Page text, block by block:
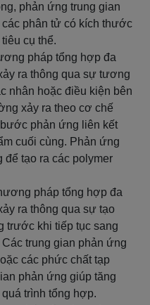
phản ứng trung gian
phân tử có kích thước
cụ thể.
pháp tổng hợp đa
ra thông qua sự tương
nhân hoặc điều kiện bên
xảy ra theo cơ chế
phản ứng liên kết
cuối cùng. Phản ứng
tạo ra các polymer
pháp tổng hợp đa
ra thông qua sự tạo
trước khi tiếp tục sang
trung gian phản ứng
các phức chất tạp
phản ứng giúp tăng
trình tổng hợp.